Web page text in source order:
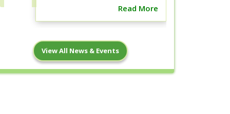
Read More
বিএসসি ইন নার্সিং ১ম বর্ষ (নতুন কারিকুলাম), ১ম,
২য়, ৩য় ও ৪র্থ বর্ষ (পুরাতন ...
Read More
View All News & Events